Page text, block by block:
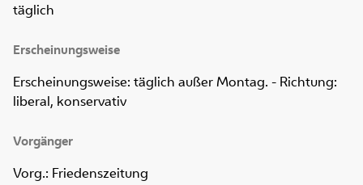
täglich
Erscheinungsweise
Erscheinungsweise: täglich außer Montag. - Richtung:
liberal, konservativ
Vorgänger
Vorg.: Friedenszeitung